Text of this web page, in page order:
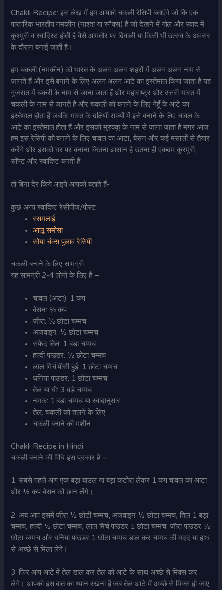
Chakli Recipe: इस लेख में हम आपको चकली रेसिपी बताएँगे जो कि एक
पारंपरिक भारतीय नमकीन (नाश्ता या स्नैक्स) है जो देखने में गोल और स्वाद में
कुरमुरी व स्वादिस्ट होती है वैसे आमतौर पर दिवाली या किसी भी उत्सव के अवसर
के दौरान बनाई जाती है।
हम चकली (नमकीन) को भारत के अलग अलग शहरों में अलग अलग नाम से
जानते हैं और इसे बनाने के लिए अलग अलग आटे का इस्तेमाल किया जाता हैं यह
गुजरात में चकरी के नाम से जाना जाता हैं और महाराष्ट्र और उत्तरी भारत में
चकली के नाम से जानते हैं और चकली को बनाने के लिए गेहूँ के आटे का
इस्तेमाल होता हैं जबकि भारत के दक्षिणी राज्यों में इसे बनाने के लिए चावल के
आटे का इस्तेमाल होता हैं और इसको मुरुक्कू के नाम से जाना जाता हैं मगर आज
हम इस रेसिपी को बनाने के लिए चावल का आटा, बेसन और कई मसालों से तैयार
करेंगे और इसको घर पर बनाना जितना आसान है उतना ही एकदम कुरमुरी,
सॉफ्ट और स्वादिष्ट बनती है
तो बिना देर किये आइये आपको बताते हैं-
कुछ अन्य स्वादिष्ट रेसीपीज/पोस्ट
रसमलाई
आलू समोसा
सोया चंक्स पुलाव रेसिपी
चकली बनाने के लिए सामग्री
यह सामग्री 2-4 लोगों के लिए है –
चावल (आटा): 1 कप
बेसन: ½ कप
जीरा: ½ छोटा चम्मच
अजवाइन: ½ छोटा चम्मच
सफेद तिल: 1 बड़ा चम्मच
हल्दी पाउडर: ½ छोटा चम्मच
लाल मिर्च पीसी हुई: 1 छोटा चम्मच
धनिया पाउडर: 1 छोटा चम्मच
तेल या घी: 3 बड़े चम्मच
नमक: 1 बड़ा चम्मच या स्वादानुसार
तेल: चकली को तलने के लिए
चकली बनाने की मशीन
Chakli Recipe in Hindi
चकली बनाने की विधि इस प्रकार है –
1. सबसे पहले आप एक बड़ा बाउल या बड़ा कटोरा लेकर 1 कप चावल का आटा
और ½ कप बेसन को छान लेंगे।
2. अब आप इसमें जीरा ½ छोटी चम्मच, अजवाइन ½ छोटा चम्मच, तिल 1 बड़ा
चम्मच, हल्दी ½ छोटा चम्मच, लाल मिर्च पाउडर 1 छोटा चम्मच, जीरा पाउडर ½
छोटा चम्मच और धनिया पाउडर 1 छोटा चम्मच डाल कर चम्मच की मदद या हाथ
से अच्छे से मिला लेंगे।
3. फिर आप आटे में तेल डाल कर तेल को आटे के साथ अच्छे से मिक्स कर
लेगे। आपको इस बात का ध्यान रखना हैं जब तेल आटे में अच्छे से मिक्स हो जाए